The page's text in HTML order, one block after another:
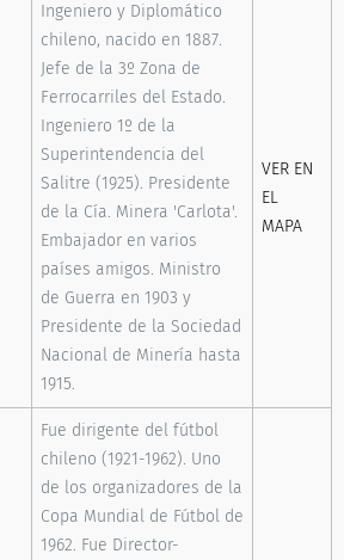
Ingeniero y Diplomático
chileno, nacido en 1887.
Jefe de la 3º Zona de
Ferrocarriles del Estado.
Ingeniero 1º de la
Superintendencia del
Salitre (1925). Presidente
de la Cía. Minera 'Carlota'.
Embajador en varios
países amigos. Ministro
de Guerra en 1903 y
Presidente de la Sociedad
Nacional de Minería hasta
1915.
VER EN
EL
MAPA
Fue dirigente del fútbol
chileno (1921-1962). Uno
de los organizadores de la
Copa Mundial de Fútbol de
1962. Fue Director-